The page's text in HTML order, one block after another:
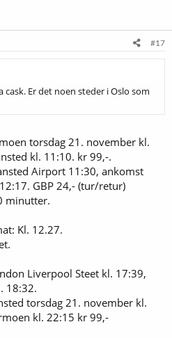
#17
cask. Er det noen steder i Oslo som
torsdag 21. november kl.
kl. 11:10. kr 99,-.
Airport 11:30, ankomst
GBP 24,- (tur/retur)
minutter.
Kl. 12.27.
Liverpool Steet kl. 17:39,
18:32.
torsdag 21. november kl.
kl. 22:15 kr 99,-